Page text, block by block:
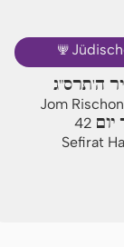
🕎
ה'תרס"ג
Jom
42
Sefirat